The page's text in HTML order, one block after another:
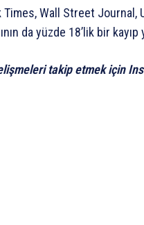
Times, Wall Street Journal,
da yüzde 18’lik bir kayıp
takip etmek için